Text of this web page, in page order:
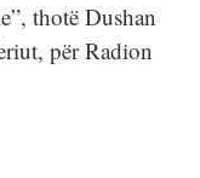
thotë Dushan
për Radion